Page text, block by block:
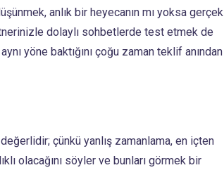
anlık bir heyecanın mı yoksa gerçek
dolaylı sohbetlerde test etmek de
yöne baktığını çoğu zaman teklif anından
çünkü yanlış zamanlama, en içten
olacağını söyler ve bunları görmek bir